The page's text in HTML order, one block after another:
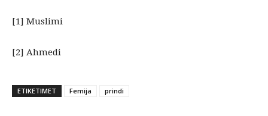
[1] Muslimi
[2] Ahmedi
ETIKETIMET Femija prindi